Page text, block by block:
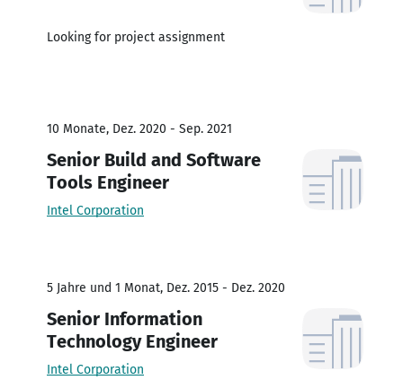
Looking for project assignment
10 Monate, Dez. 2020 - Sep. 2021
Senior Build and Software
Tools Engineer
Intel Corporation
5 Jahre und 1 Monat, Dez. 2015 - Dez. 2020
Senior Information
Technology Engineer
Intel Corporation